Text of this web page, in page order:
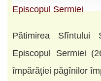
Episcopul Sermiei
Pătimirea Sfîntului
Episcopul
împărăţiei păgînilor